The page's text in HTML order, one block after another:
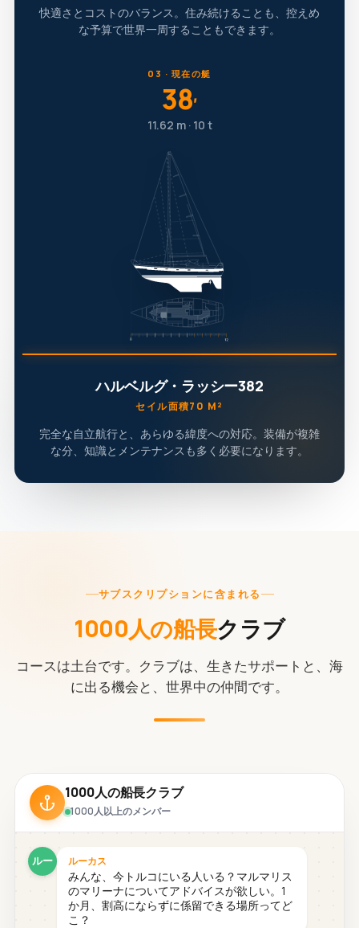
快適さとコストのバランス。住み続けることも、控えめ
な予算で世界一周することもできます。
03 · 現在の艇
38′
11.62 m · 10 t
ハルベルグ・ラッシー382
セイル面積70 M²
完全な自立航行と、あらゆる緯度への対応。装備が複雑
な分、知識とメンテナンスも多く必要になります。
サブスクリプションに含まれる
1000人の船長クラブ
コースは土台です。クラブは、生きたサポートと、海
に出る機会と、世界中の仲間です。
1000人の船長クラブ
1000人以上のメンバー
ルー ルーカス
みんな、今トルコにいる人いる？マルマリス
のマリーナについてアドバイスが欲しい。1
か月、割高にならずに係留できる場所ってど
こ？